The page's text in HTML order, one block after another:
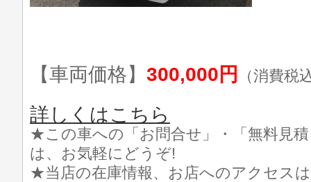
【車両価格】 300,000円 （消費税
詳しくはこちら
★この車への「お問合せ」・「無料見
は、お気軽にどうぞ!
★当店の在庫情報、お店へのアクセス